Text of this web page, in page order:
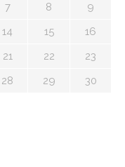
7 8
9
14 15
16
21 22
23
28 29
30